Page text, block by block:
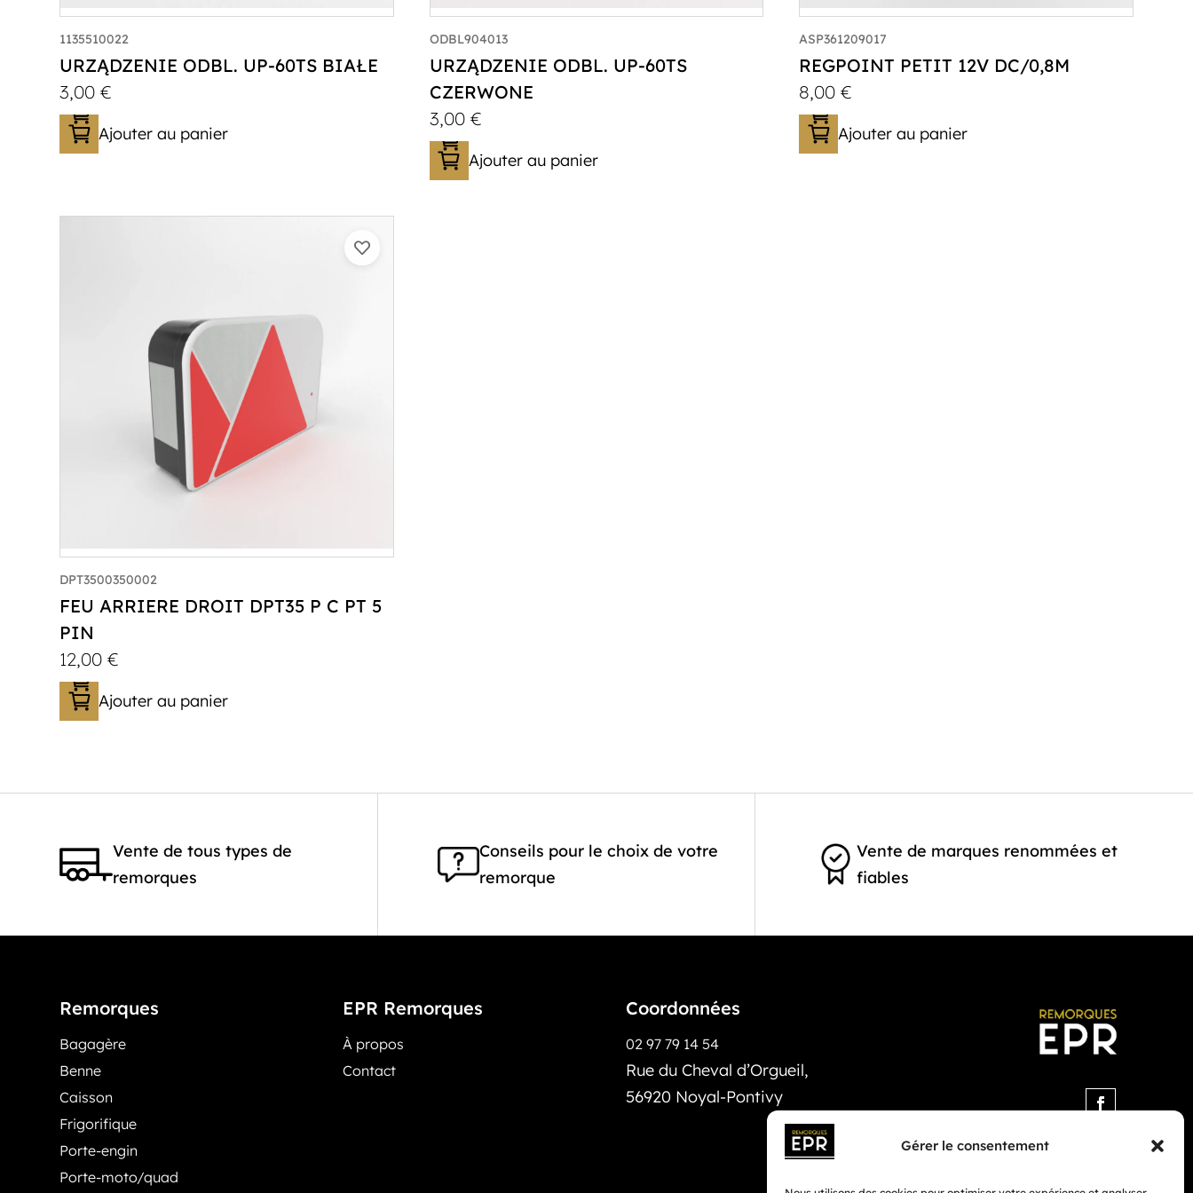
Gérer le consentement
1135510022
URZĄDZENIE ODBL. UP-60TS BIAŁE
3,00€
Ajouter au panier
ODBL904013
URZĄDZENIE ODBL. UP-60TS
CZERWONE
3,00 €
Ajouter au panier
ASP361209017
REGPOINT PETIT 12V DC/0,8M
8,00€
Ajouter au panier
DPT3500350002
FEU ARRIERE DROIT DPT35 P C PT 5
PIN
12,00€
Ajouter au panier
Vente de tous types de
remorques
Conseils pour le choix de votre
remorque
Vente de marques renommées et
fiables
Remorques
Bagagère
Benne
Caisson
Frigorifique
Porte-engin
Porte-moto/quad
EPR Remorques
À propos
Contact
Coordonnées
02 97 79 14 54
Rue du Cheval d’Orgueil,
56920 Noyal-Pontivy